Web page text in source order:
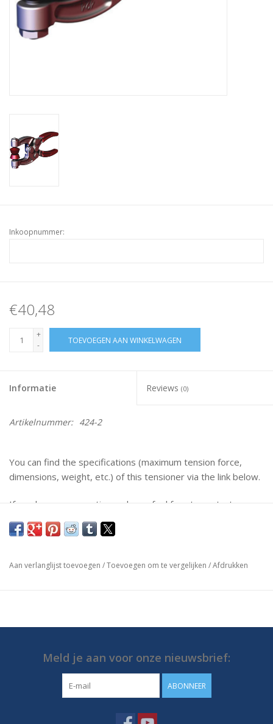
Inkoopnummer:
€40,48
+
-
TOEVOEGEN AAN WINKELWAGEN
Informatie Reviews (0)
Artikelnummer: 424-2
You can find the specifications (maximum tension force,
dimensions, weight, etc.) of this tensioner via the link below.
If you have any questions, please feel free to contact us.
https://media.destaco.com/assetbank-
Aan verlanglijst toevoegen /Toevoegen om te vergelijken /Afdrukken
Meld je aan voor onze nieuwsbrief:
ABONNEER